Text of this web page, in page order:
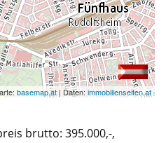
basemap.at| Daten: immobilienseiten.at
brutto: 395.000,-,